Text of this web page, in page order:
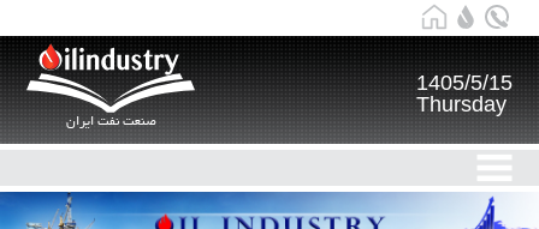
صنعت نفت ایران
1405/5/15
Thursday